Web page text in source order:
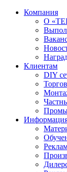
Компания
О
Клиентам
DIY